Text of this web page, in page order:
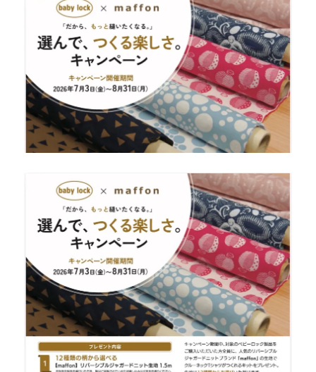
荷！
専
門
店
だ
か
ら
で
き
る
安
の
納
品
サ
ポ
ー
ト
【北
九
州
市
の
ミ